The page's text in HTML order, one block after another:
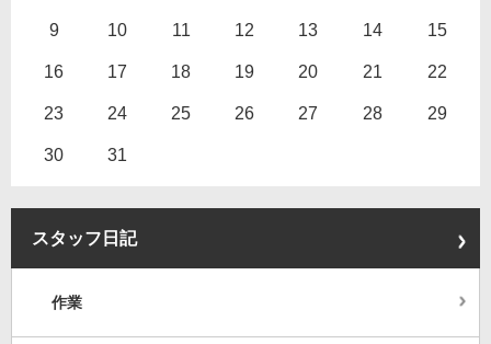
9 10 11 12 13 14 15
16 17 18 19 20 21 22
23 24 25 26 27 28 29
30 31
スタッフ日記
作業